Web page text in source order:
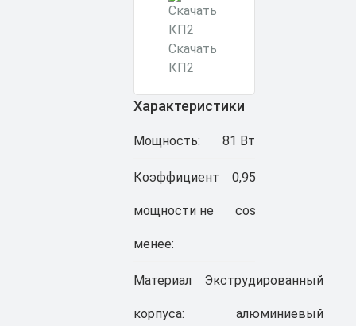
Характеристики
Мощность: 81 Вт
Коэффициент
мощности не
менее:
0,95
cos
Материал
корпуса:
Экструдированный
алюминиевый
Скачать
КП2